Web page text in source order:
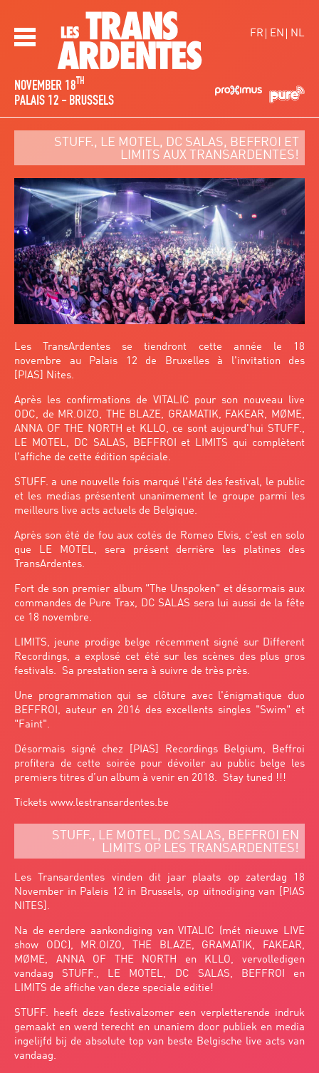
Skip to main content
Les TransArdentes
NOVEMBER 18TH
PALAIS 12 - BRUSSELS
FR EN NL
STUFF., LE MOTEL, DC SALAS, BEFFROI ET
LIMITS AUX TRANSARDENTES!
Les TransArdentes se tiendront cette année le 18
novembre au Palais 12 de Bruxelles à l'invitation des
[PIAS] Nites.
Après les confirmations de VITALIC pour son nouveau live
ODC, de MR.OIZO, THE BLAZE, GRAMATIK, FAKEAR, MØME,
ANNA OF THE NORTH et KLLO, ce sont aujourd'hui STUFF.,
LE MOTEL, DC SALAS, BEFFROI et LIMITS qui complètent
l'affiche de cette édition spéciale.
STUFF. a une nouvelle fois marqué l'été des festival, le public
et les medias présentent unanimement le groupe parmi les
meilleurs live acts actuels de Belgique.
Après son été de fou aux cotés de Romeo Elvis, c'est en solo
que LE MOTEL, sera présent derrière les platines des
TransArdentes.
Fort de son premier album "The Unspoken" et désormais aux
commandes de Pure Trax, DC SALAS sera lui aussi de la fête
ce 18 novembre.
LIMITS, jeune prodige belge récemment signé sur Different
Recordings, a explosé cet été sur les scènes des plus gros
festivals. Sa prestation sera à suivre de très près.
Une programmation qui se clôture avec l'énigmatique duo
BEFFROI, auteur en 2016 des excellents singles "Swim" et
"Faint".
Désormais signé chez [PIAS] Recordings Belgium, Beffroi
profitera de cette soirée pour dévoiler au public belge les
premiers titres d’un album à venir en 2018. Stay tuned !!!
Tickets www.lestransardentes.be
STUFF., LE MOTEL, DC SALAS, BEFFROI EN
LIMITS OP LES TRANSARDENTES!
Les Transardentes vinden dit jaar plaats op zaterdag 18
November in Paleis 12 in Brussels, op uitnodiging van [PIAS
NITES].
Na de eerdere aankondiging van VITALIC (mét nieuwe LIVE
show ODC), MR.OIZO, THE BLAZE, GRAMATIK, FAKEAR,
MØME, ANNA OF THE NORTH en KLLO, vervolledigen
vandaag STUFF., LE MOTEL, DC SALAS, BEFFROI en
LIMITS de affiche van deze speciale editie!
STUFF. heeft deze festivalzomer een verpletterende indruk
gemaakt en werd terecht en unaniem door publiek en media
ingelijfd bij de absolute top van beste Belgische live acts van
vandaag.